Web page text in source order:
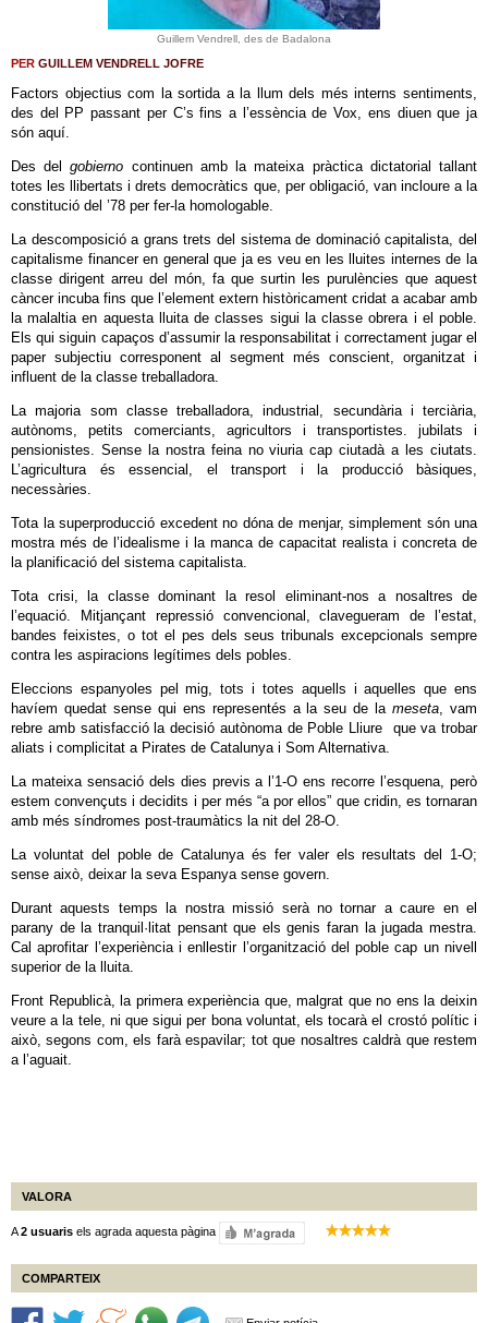
Guillem Vendrell, des de Badalona
PER GUILLEM VENDRELL JOFRE
Factors objectius com la sortida a la llum dels més interns sentiments,
des del PP passant per C’s fins a l’essència de Vox, ens diuen que ja
són aquí.
Des delgobierno continuen amb la mateixa pràctica dictatorial tallant
totes les llibertats i drets democràtics que, per obligació, van incloure a la
constitució del ’78 per fer-la homologable.
La descomposició a grans trets del sistema de dominació capitalista, del
capitalisme financer en general que ja es veu en les lluites internes de la
classe dirigent arreu del món, fa que surtin les purulències que aquest
càncer incuba fins que l’element extern històricament cridat a acabar amb
la malaltia en aquesta lluita de classes sigui la classe obrera i el poble.
Els qui siguin capaços d’assumir la responsabilitat i correctament jugar el
paper subjectiu corresponent al segment més conscient, organitzat i
influent de la classe treballadora.
La majoria som classe treballadora, industrial, secundària i terciària,
autònoms, petits comerciants, agricultors i transportistes. jubilats i
pensionistes. Sense la nostra feina no viuria cap ciutadà a les ciutats.
L’agricultura és essencial, el transport i la producció bàsiques,
necessàries.
Tota la superproducció excedent no dóna de menjar, simplement són una
mostra més de l’idealisme i la manca de capacitat realista i concreta de
la planificació del sistema capitalista.
Tota crisi, la classe dominant la resol eliminant-nos a nosaltres de
l’equació. Mitjançant repressió convencional, clavegueram de l’estat,
bandes feixistes, o tot el pes dels seus tribunals excepcionals sempre
contra les aspiracions legítimes dels pobles.
Eleccions espanyoles pel mig, tots i totes aquells i aquelles que ens
havíem quedat sense qui ens representés a la seu de lameseta, vam
rebre amb satisfacció la decisió autònoma de Poble Lliure que va trobar
aliats i complicitat a Pirates de Catalunya i Som Alternativa.
La mateixa sensació dels dies previs a l’1-O ens recorre l’esquena, però
estem convençuts i decidits i per més “a por ellos” que cridin, es tornaran
amb més síndromes post-traumàtics la nit del 28-O.
La voluntat del poble de Catalunya és fer valer els resultats del 1-O;
sense això, deixar la seva Espanya sense govern.
Durant aquests temps la nostra missió serà no tornar a caure en el
parany de la tranquil·litat pensant que els genis faran la jugada mestra.
Cal aprofitar l’experiència i enllestir l’organització del poble cap un nivell
superior de la lluita.
Front Republicà, la primera experiència que, malgrat que no ens la deixin
veure a la tele, ni que sigui per bona voluntat, els tocarà el crostó polític i
això, segons com, els farà espavilar; tot que nosaltres caldrà que restem
a l’aguait.
VALORA
A2 usuaris els agrada aquesta pàgina
COMPARTEIX